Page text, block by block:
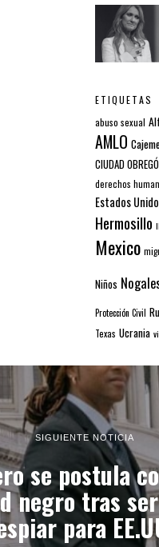
ETIQUETAS
abuso sexual
AMLO
CIUDAD
derechos
Estados
Hermosillo
Mexico
Niños
Protección Civil
Texas Ucrania
SIGUIENTE NOTICIA
se postula
negro tras
para